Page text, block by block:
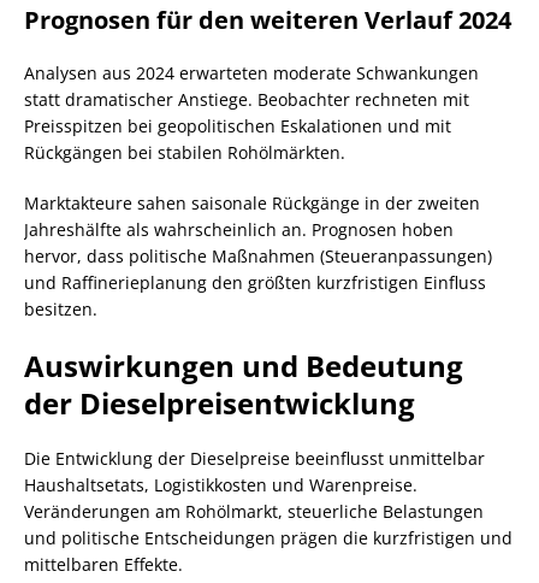
Prognosen für den weiteren Verlauf 2024
Analysen aus 2024 erwarteten moderate Schwankungen
statt dramatischer Anstiege. Beobachter rechneten mit
Preisspitzen bei geopolitischen Eskalationen und mit
Rückgängen bei stabilen Rohölmärkten.
Marktakteure sahen saisonale Rückgänge in der zweiten
Jahreshälfte als wahrscheinlich an. Prognosen hoben
hervor, dass politische Maßnahmen (Steueranpassungen)
und Raffinerieplanung den größten kurzfristigen Einfluss
besitzen.
Auswirkungen und Bedeutung
der Dieselpreisentwicklung
Die Entwicklung der Dieselpreise beeinflusst unmittelbar
Haushaltsetats, Logistikkosten und Warenpreise.
Veränderungen am Rohölmarkt, steuerliche Belastungen
und politische Entscheidungen prägen die kurzfristigen und
mittelbaren Effekte.